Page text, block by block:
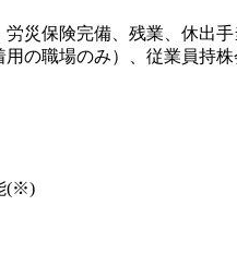
災保険完備、残業、休出
の職場のみ）、従業員持
(※)